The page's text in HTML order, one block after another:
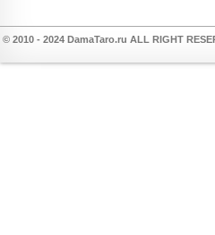
© 2010 - 2024 DamaTaro.ru ALL RIGHT